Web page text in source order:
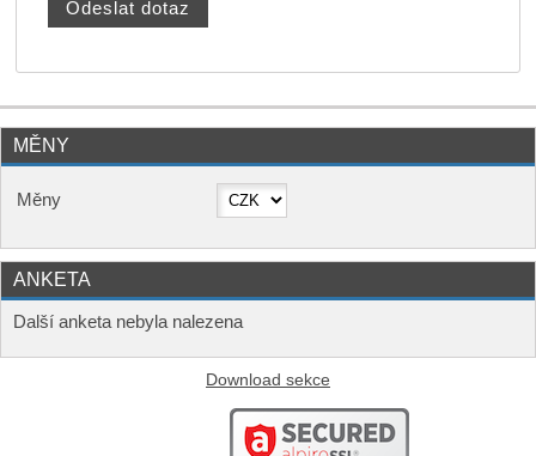
MĚNY
Měny
ANKETA
Další anketa nebyla nalezena
Download sekce